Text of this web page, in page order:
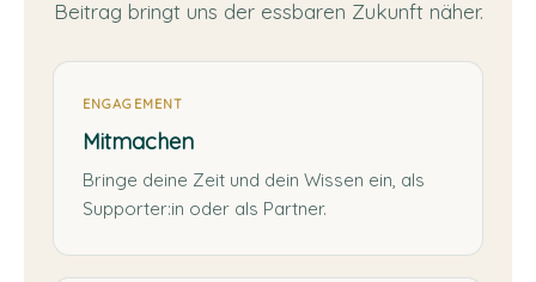
Beitrag bringt uns der essbaren Zukunft näher.
ENGAGEMENT
Mitmachen
Bringe deine Zeit und dein Wissen ein, als
Supporter:in oder als Partner.